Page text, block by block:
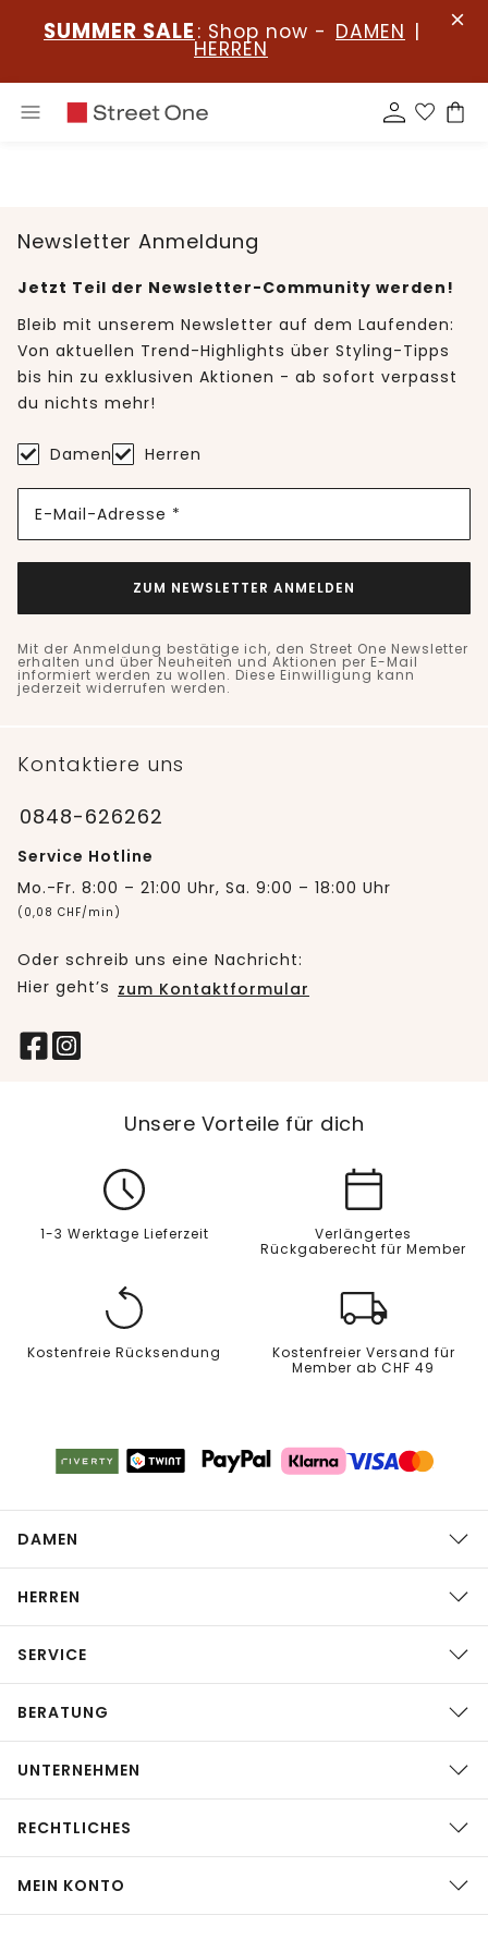
SUMMER SALE : Shop now - DAMEN |
HERREN
Newsletter Anmeldung
Jetzt Teil der Newsletter-Community werden!
Bleib mit unserem Newsletter auf dem Laufenden:
Von aktuellen Trend-Highlights über Styling-Tipps
bis hin zu exklusiven Aktionen - ab sofort verpasst
du nichts mehr!
Damen Herren
E-Mail-Adresse *
ZUM NEWSLETTER ANMELDEN
Mit der Anmeldung bestätige ich, den Street One Newsletter
erhalten und über Neuheiten und Aktionen per E-Mail
informiert werden zu wollen. Diese Einwilligung kann
jederzeit widerrufen werden.
Kontaktiere uns
0848-626262
Service Hotline
Mo.-Fr. 8:00 – 21:00 Uhr, Sa. 9:00 – 18:00 Uhr
(0,08 CHF/min)
Oder schreib uns eine Nachricht:
Hier geht’s zum Kontaktformular
Unsere Vorteile für dich
1-3 Werktage Lieferzeit
Verlängertes
Rückgaberecht für Member
Kostenfreie Rücksendung
Kostenfreier Versand für
Member ab CHF 49
DAMEN
HERREN
SERVICE
BERATUNG
UNTERNEHMEN
RECHTLICHES
MEIN KONTO